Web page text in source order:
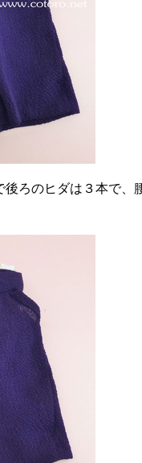
ろのヒダは３本で